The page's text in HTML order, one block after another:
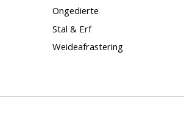
Ongedierte
Stal & Erf
Weideafrastering